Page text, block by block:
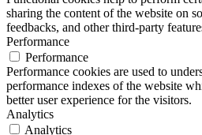
sharing the content of the website on
feedbacks, and other third-party
Performance
Performance
Performance cookies are used to
performance indexes of the website
better user experience for the visitors.
Analytics
Analytics